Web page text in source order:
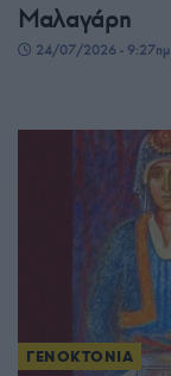
Μαλαγάρη
24/07/2026 - 9:27πμ
ΓΕΝΟΚΤΟΝΙΑ